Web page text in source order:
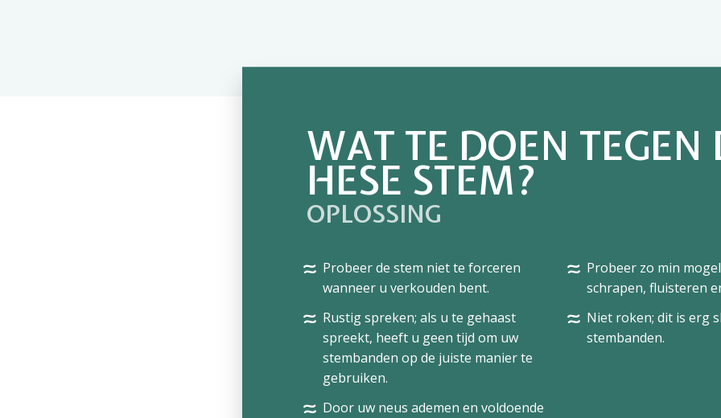
WAT TE DOEN TEGEN
HESE STEM?
OPLOSSING
Probeer de stem niet te forceren
wanneer u verkouden bent.
Probeer zo min
schrapen, fluisteren
Rustig spreken; als u te gehaast
spreekt, heeft u geen tijd om uw
stembanden op de juiste manier te
gebruiken.
Niet roken; dit is erg
stembanden.
Door uw neus ademen en voldoende